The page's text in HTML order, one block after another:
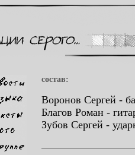
состав:
Воронов Сергей -
Благов Роман -
Зубов Сергей -